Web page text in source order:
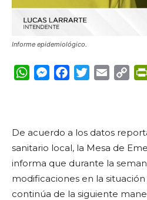
Informe epidemiológico.
WhatsApp
Messenger
FacebookTwitterEmail
De acuerdo a los datos
sanitario local, la Mesa de
informa que durante la
modificaciones en la
continúa de la siguiente